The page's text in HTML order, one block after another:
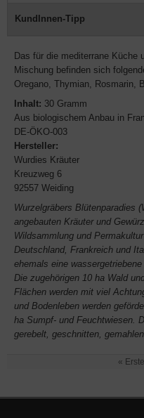
KundInnen-Tipp
Das für die mediterrane Küche
Mischung befinden sich
Oregano, Thymian, Rosmarin,
Inhalt: 30 Gramm
Aus biologischem Anbau in
DE-ÖKO-003
Hersteller:
Wurdies Kräuter
Kreuzweg 6
92557 Weiding
Wurzelgräbers Blütenparadies
angebauten Kräuter und
Wildsammlung und
Deutschland, Frankreich und
ehemals eine
Die zugehörigen 10 ha Wald
Flächen werden mit viel
und Bodenleben werden
ha Sumpf- und Feuchtwiesen.
gerebelt, geschnitten,
«